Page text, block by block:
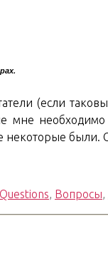
(если
мне
некоторые были.
Questions, Вопросы,